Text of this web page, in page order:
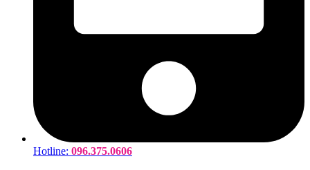
Hotline: 096.375.0606